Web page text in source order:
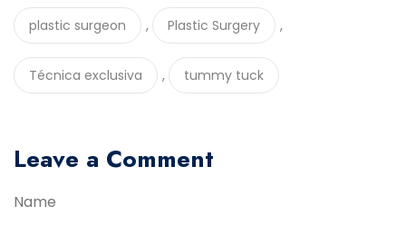
plastic surgeon , Plastic Surgery ,
Técnica exclusiva , tummy tuck
Leave a Comment